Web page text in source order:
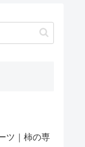
ツ｜柿の専